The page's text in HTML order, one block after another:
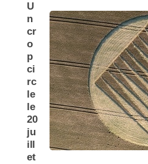
U
n
cr
o
p
ci
rc
le
le
20
ju
ill
et